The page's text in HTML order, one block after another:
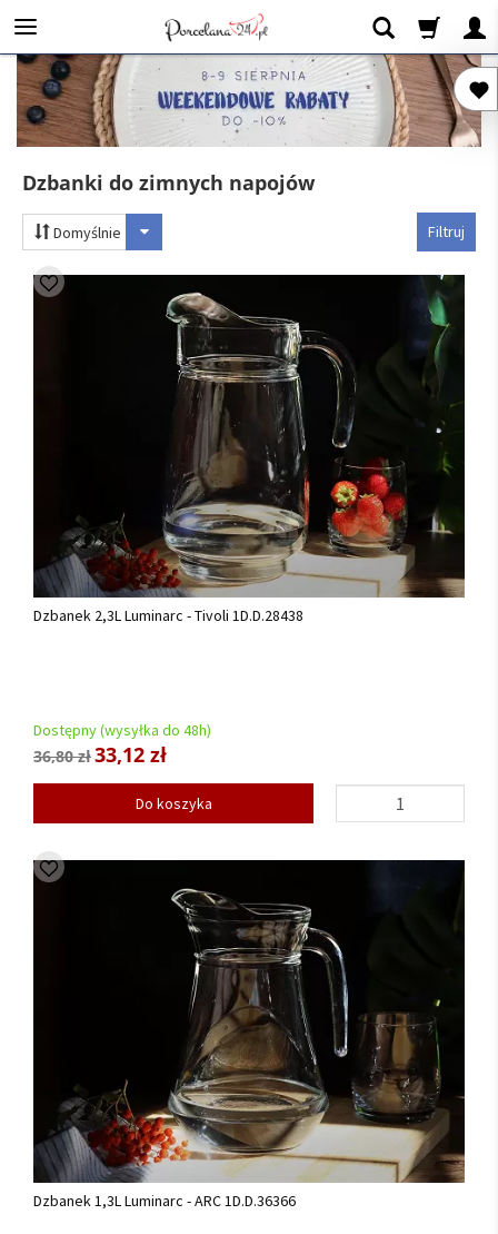
Dzbanki do zimnych napojów
Filtruj
Domyślnie
Dzbanek 2,3L Luminarc - Tivoli 1D.D.28438
Dostępny (wysyłka do 48h)
36,80 zł33,12 zł
Do koszyka
Dzbanek 1,3L Luminarc - ARC 1D.D.36366